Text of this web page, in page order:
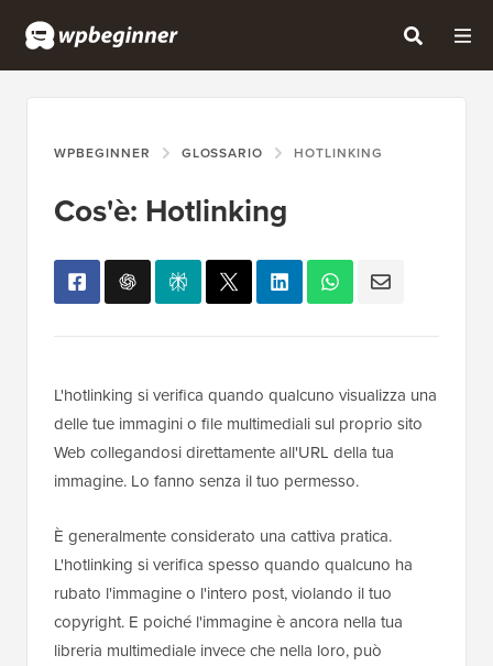
WPBEGINNER GLOSSARIO HOTLINKING
Cos'è: Hotlinking
L'hotlinking si verifica quando qualcuno visualizza una
delle tue immagini o file multimediali sul proprio sito
Web collegandosi direttamente all'URL della tua
immagine. Lo fanno senza il tuo permesso.
È generalmente considerato una cattiva pratica.
L'hotlinking si verifica spesso quando qualcuno ha
rubato l'immagine o l'intero post, violando il tuo
copyright. E poiché l'immagine è ancora nella tua
libreria multimediale invece che nella loro, può